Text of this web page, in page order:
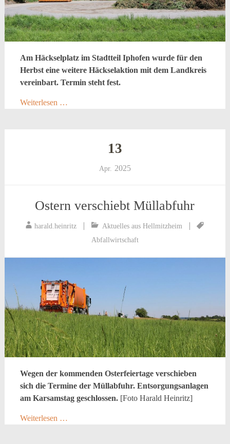
Am Häckselplatz im Stadtteil Iphofen wurde für den
Herbst eine weitere Häckselaktion mit dem Landkreis
vereinbart. Termin steht fest.
Weiterlesen …
13
Apr. 2025
Ostern verschiebt Müllabfuhr
harald.heinritz
Aktuelles aus Hellmitzheim
Abfallwirtschaft
Wegen der kommenden Osterfeiertage verschieben
sich die Termine der Müllabfuhr. Entsorgungsanlagen
am Karsamstag geschlossen.[Foto Harald Heinritz]
Weiterlesen …